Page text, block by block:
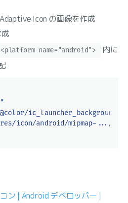
Icon の画像を作成
<platform name="android">
内に
ic_launcher_background"
icon/android/mipmap-.../
ン | Android デベロッパー |